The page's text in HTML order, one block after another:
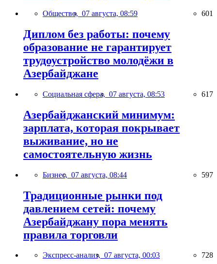
Общество, 07 августа, 08:59 601
Диплом без работы: почему
образование не гарантирует
трудоустройство молодёжи в
Азербайджане
Социальная сфера, 07 августа, 08:53 617
Азербайджанский минимум:
зарплата, которая покрывает
выживание, но не
самостоятельную жизнь
Бизнес, 07 августа, 08:44 597
Традиционные рынки под
давлением сетей: почему
Азербайджану пора менять
правила торговли
Экспресс-анализ, 07 августа, 00:03 728